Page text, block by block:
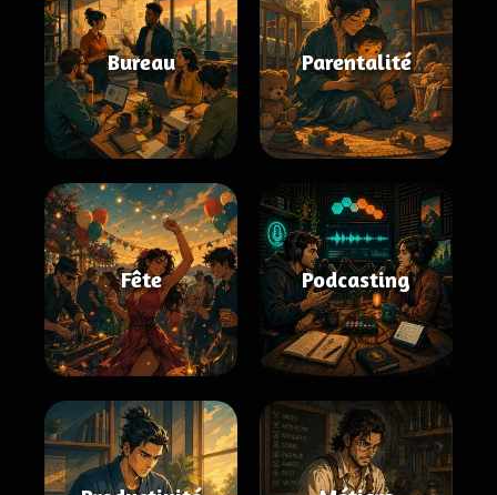
Bureau Parentalité
Fête Podcasting